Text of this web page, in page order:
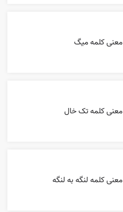
معنی کلمه میگ
معنی کلمه تک خال
معنی کلمه لنگه به لنگه